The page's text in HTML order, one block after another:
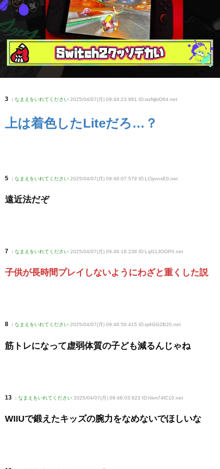
3 : なまえをいれてください 2025/04/07(月) 09:44:23.981 ID:wzNjkiO6d .net
上は着色したLiteだろ…？
5 : なまえをいれてください 2025/04/07(月) 09:46:07.579 ID:LClyvnxE0 .net
遠近法だぞ
7 : なまえをいれてください 2025/04/07(月) 09:46:18.238 ID:LqG1JOGP0.net
子供が長時間プレイしないようにわざと重くした説
8 : なまえをいれてください 2025/04/07(月) 09:46:59.415 ID:qi4GGZB20.net
筋トレになって虚弱体質の子ども減るんじゃね
13 : なまえをいれてください 2025/04/07(月) 09:48:03.823 ID:hkm74fC10 .net
WIIUで鍛えたキッズの腕力をなめないでほしいな